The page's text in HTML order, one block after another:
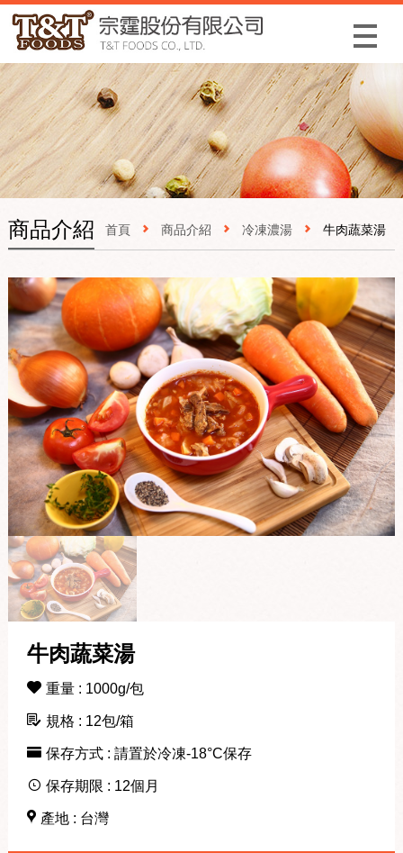
Menu
商品介紹 首頁 商品介紹 冷凍濃湯 牛肉蔬菜湯
牛肉蔬菜湯
重量 : 1000g/包
規格 : 12包/箱
保存方式 : 請置於冷凍-18°C保存
保存期限 : 12個月
產地 : 台灣